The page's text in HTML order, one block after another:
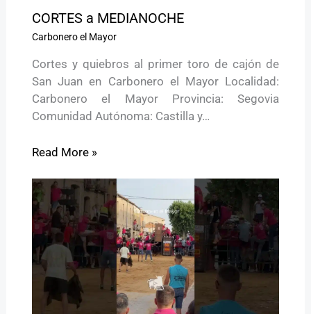
CORTES a MEDIANOCHE
Carbonero el Mayor
Cortes y quiebros al primer toro de cajón de
San Juan en Carbonero el Mayor Localidad:
Carbonero el Mayor Provincia: Segovia
Comunidad Autónoma: Castilla y…
Read More »